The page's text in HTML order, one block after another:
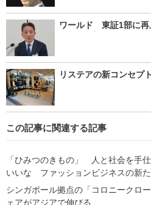
ワールド 東証1部に
リステアの新コンセプ
この記事に関連する記事
「ひみつのきもの」 人と社会を手
いいな ファッションビジネスの新た
シンガポール拠点の「コロニークロ
ェアがアジアで伸びる